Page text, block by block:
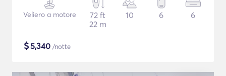
Veliero a motore
72 ft
22 m
10 6 6
$5,340 /notte